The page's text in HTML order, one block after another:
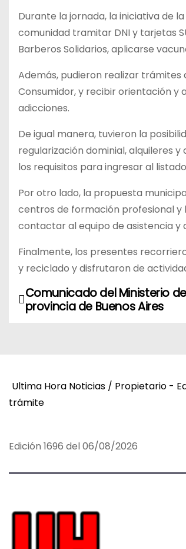
Durante la jornada, la iniciativa de
comunidad tramitar DNI y tarjetas
Barberos Solidarios, aplicarse
Además, pudieron realizar trámites
Consumidor, y recibir orientación y
adicciones.
De igual manera, tuvieron la
regularización dominial, alquileres
los requisitos para ingresar al
Por otro lado, la propuesta
centros de formación profesional y
contactar al equipo de asistencia y
Finalmente, los presentes
y reciclado y disfrutaron de
N
g
c
i
n
Comunicado del Ministerio
provincia de Buenos Aires
Ultima Hora Noticias / Propietario -
trámite
Edición 1696 del 06/08/2026